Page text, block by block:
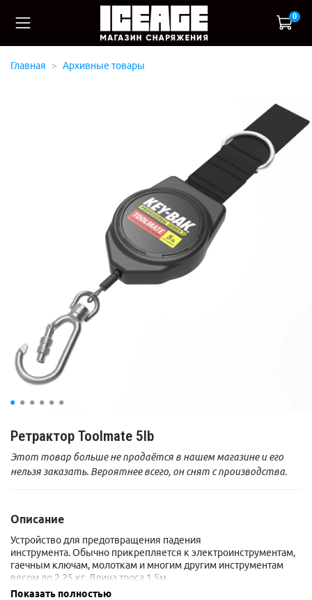
0
Главная Архивные товары
Ретрактор Toolmate 5lb
Этот товар больше не продаётся в нашем магазине и его
нельзя заказать. Вероятнее всего, он снят с производства.
Описание
Устройство для предотвращения падения
инструмента. Обычно прикрепляется к электроинструментам,
гаечным ключам, молоткам и многим другим инструментам
весом до 2,25 кг. Длина троса 1,5м.
Ретрактор не возвращает (не подтягивает) в первоначальное
Показать полностью